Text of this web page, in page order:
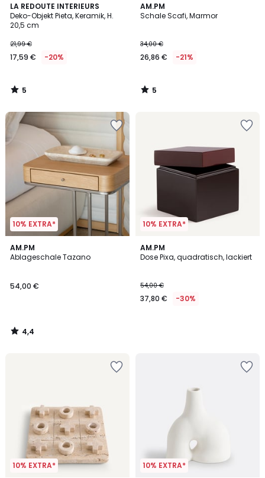
LA REDOUTE INTERIEURS
Deko-Objekt Pieta, Keramik, H.
20,5 cm
21,99 €
17,59 € -20%
5
/
5
5
/
AM.PM
Schale Scafi, Marmor
34,00 €
26,86 € -21%
5
/
5
/
10% EXTRA*
AM.PM
Ablageschale Tazano
54,00 €
4,4
/ 5
4,4
/
10% EXTRA*
AM.PM
Dose Pixa, quadratisch, lackiert
54,00 €
37,80 € -30%
10% EXTRA* 10% EXTRA*